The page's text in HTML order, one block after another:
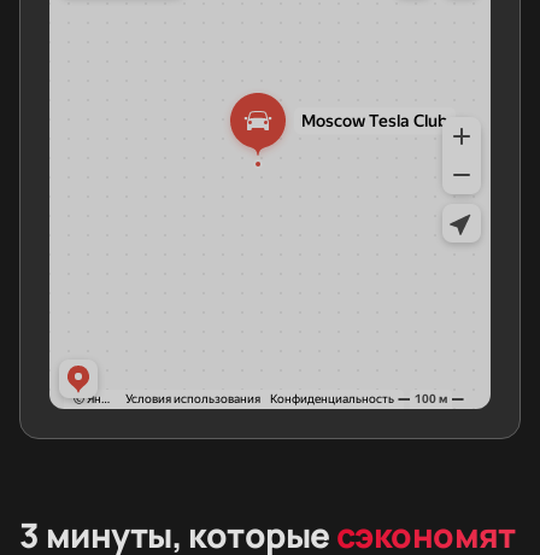
3 минуты, которыесэкономят